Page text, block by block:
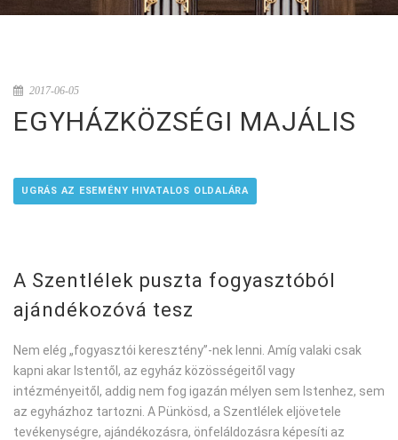
2017-06-05
EGYHÁZKÖZSÉGI MAJÁLIS
UGRÁS AZ ESEMÉNY HIVATALOS OLDALÁRA
A Szentlélek puszta fogyasztóból
ajándékozóvá tesz
Nem elég „fogyasztói keresztény”-nek lenni. Amíg valaki csak
kapni akar Istentől, az egyház közösségeitől vagy
intézményeitől, addig nem fog igazán mélyen sem Istenhez, sem
az egyházhoz tartozni. A Pünkösd, a Szentlélek eljövetele
tevékenységre, ajándékozásra, önfeláldozásra képesíti az